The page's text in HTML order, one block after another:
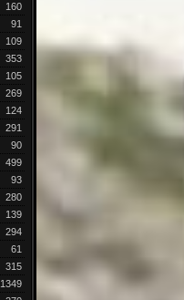
160
91
109
353
105
269
124
291
90
499
93
280
139
294
61
315
1349